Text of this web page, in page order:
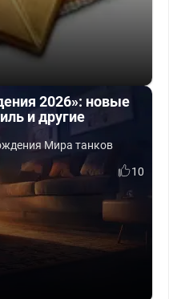
2026»: новые
и другие
Мира танков
10